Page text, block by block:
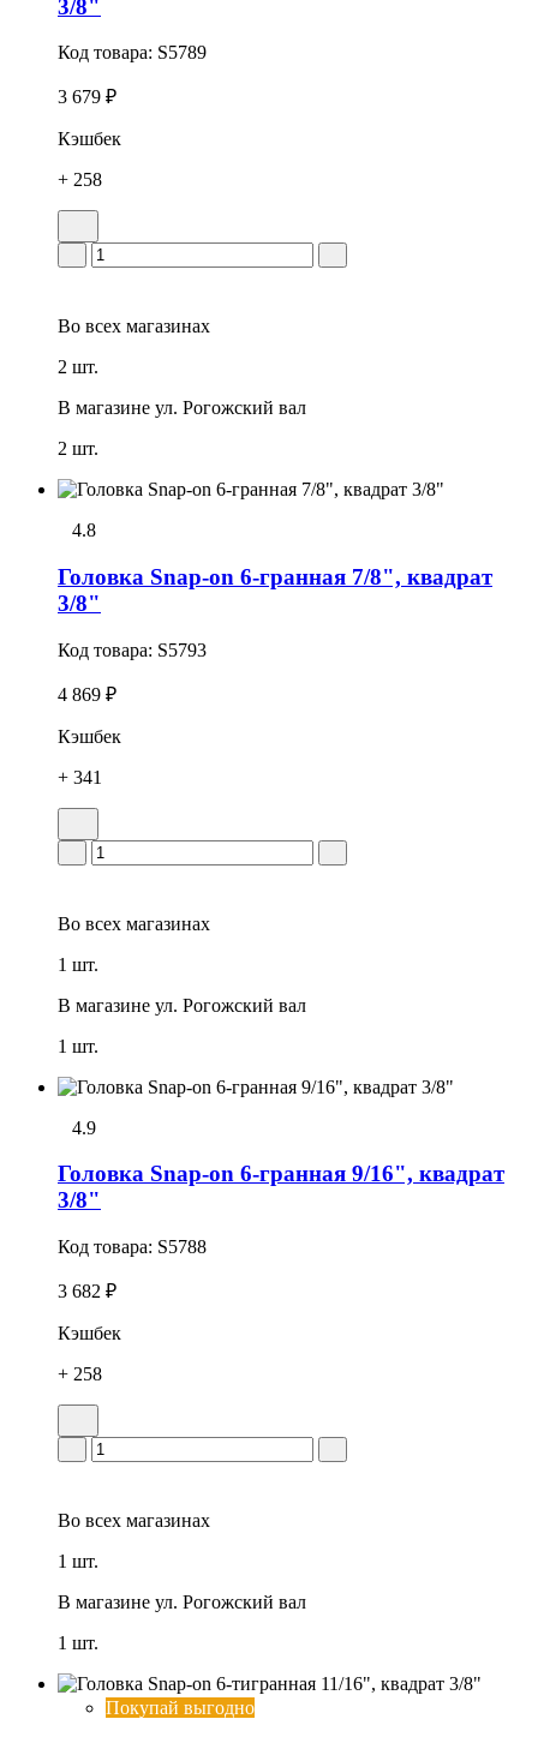
3/8"
Код товара: S5789
3 679 ₽
Кэшбек
+ 258
Во всех магазинах
2 шт.
В магазине ул. Рогожский вал
2 шт.
4.8
Головка Snap-on 6-гранная 7/8", квадрат
3/8"
Код товара: S5793
4 869 ₽
Кэшбек
+ 341
Во всех магазинах
1 шт.
В магазине ул. Рогожский вал
1 шт.
4.9
Головка Snap-on 6-гранная 9/16", квадрат
3/8"
Код товара: S5788
3 682 ₽
Кэшбек
+ 258
Во всех магазинах
1 шт.
В магазине ул. Рогожский вал
1 шт.
Покупай выгодно